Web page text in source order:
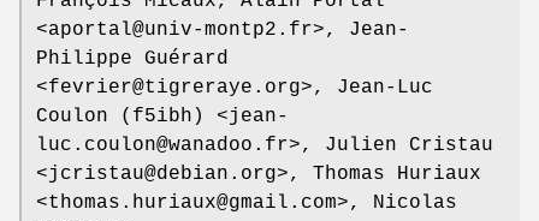
<aportal@univ-montp2.fr>, Jean-
Philippe Guérard
<fevrier@tigreraye.org>, Jean-Luc
Coulon (f5ibh) <jean-
luc.coulon@wanadoo.fr>, Julien Cristau
<jcristau@debian.org>, Thomas Huriaux
<thomas.huriaux@gmail.com>, Nicolas